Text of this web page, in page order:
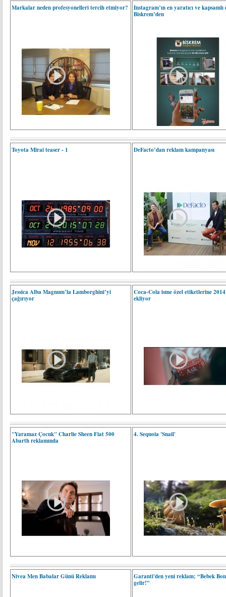
Markalar neden profesyonelleri tercih etmiyor?
Instagram’ın en yaratıcı ve
Biskrem’den
Toyota Mirai teaser - 1 DeFacto’dan reklam kampanyası
Jessica Alba Magnum’la Lamborghini’yi
çağırıyor
Coca-Cola isme özel etiketlerine
ekliyor
"Yaramaz Çocuk" Charlie Sheen Fiat 500
Abarth reklamında
4. Sequoia 'Snail'
Nivea Men Babalar Günü Reklamı
Garanti'den yeni reklam; “Bebek
gelir!”